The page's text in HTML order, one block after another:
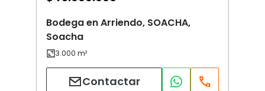
Bodega en Arriendo, SOACHA,
Soacha
Contactar